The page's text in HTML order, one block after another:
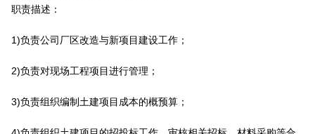
职责描述：
1)负责公司厂区改造与新项目建设工作；
2)负责对现场工程项目进行管理；
3)负责组织编制土建项目成本的概预算；